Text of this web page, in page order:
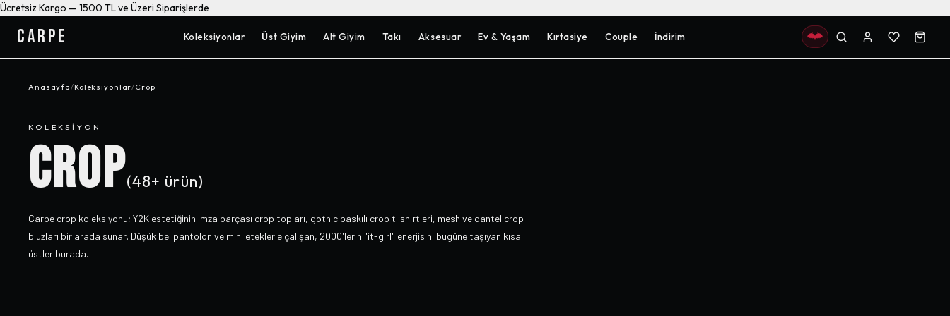
Ücretsiz Kargo — 1500 TL ve Üzeri Siparişlerde
CARPE Koleksiyonlar Üst Giyim Alt Giyim Takı Aksesuar Ev & Yaşam Kırtasiye Couple İndirim
Anasayfa/Koleksiyonlar/Crop
KOLEKSIYON
CROP(48+ ürün)
Carpe crop koleksiyonu; Y2K estetiğinin imza parçası crop topları, gothic baskılı crop t-shirtleri, mesh ve dantel crop
bluzları bir arada sunar. Düşük bel pantolon ve mini eteklerle çalışan, 2000'lerin "it-girl" enerjisini bugüne taşıyan kısa
üstler burada.